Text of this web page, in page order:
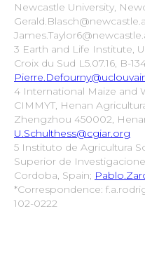
Newcastle University,
3 Earth and Life Institute,
Croix du Sud L5.07.16, B-
4 International Maize
CIMMYT, Henan
Zhengzhou 450002,
U.Schulthess@cgiar.org
5 Instituto de Agricultura
Superior de
Cordoba, Spain;
*Correspondence:
102-0222